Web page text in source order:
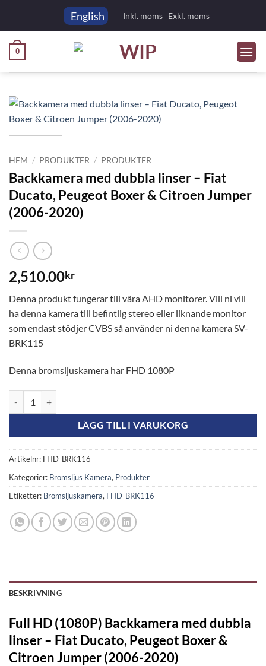
English Inkl. moms Exkl. moms
0
HEM / PRODUKTER / PRODUKTER
Backkamera med dubbla linser – Fiat
Ducato, Peugeot Boxer & Citroen Jumper
(2006-2020)
2,510.00kr
Denna produkt fungerar till våra AHD monitorer. Vill ni vill
ha denna kamera till befintlig stereo eller liknande monitor
som endast stödjer CVBS så använder ni denna kamera SV-
BRK115
Denna bromsljuskamera har FHD 1080P
LÄGG TILL I VARUKORG
Artikelnr: FHD-BRK116
Kategorier: Bromsljus Kamera, Produkter
Etiketter: Bromsljuskamera, FHD-BRK116
BESKRIVNING
Full HD (1080P) Backkamera med dubbla
linser – Fiat Ducato, Peugeot Boxer &
Citroen Jumper (2006-2020)